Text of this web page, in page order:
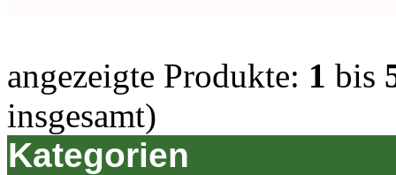
angezeigte Produkte: 1 bis
insgesamt)
Kategorien